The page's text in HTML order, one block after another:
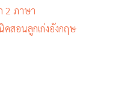
2 ภาษา
สอนลูกเก่งอังกฤษ